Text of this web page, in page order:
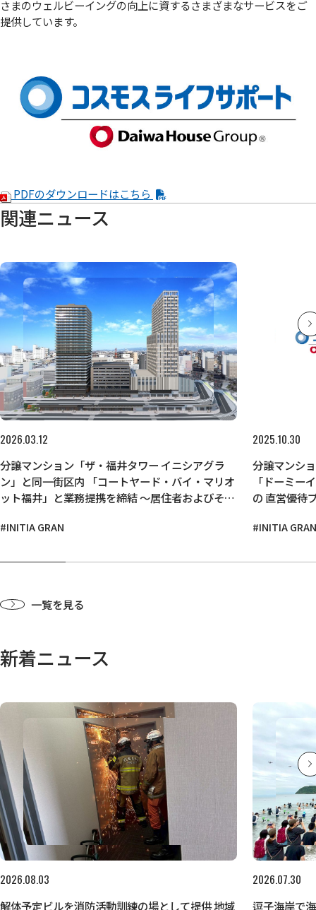
さまのウェルビーイングの向上に資するさまざまなサービスをご
提供しています。
PDFのダウンロードはこちら
関連ニュース
2026.03.12
分譲マンション「ザ・福井タワー イニシアグラ
ン」と同一街区内 「コートヤード・バイ・マリオ
ット福井」と業務提携を締結 ～居住者およびその
～
#INITIA GRAN
2025.10.30
分譲マンシ
「ドーミー
の 直営優待
#INITIA
一覧を見る
新着ニュース
2026.08.03
解体予定ビルを消防活動訓練の場として提供 地域
2026.07.30
逗子海岸で